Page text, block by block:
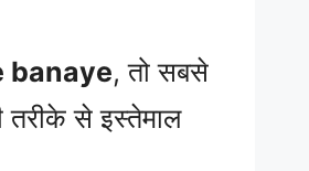
banaye, तो सबसे
से इस्तेमाल